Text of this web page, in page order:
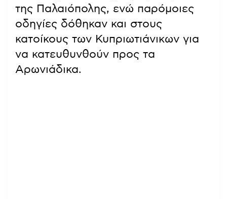
της Παλαιόπολης, ενώ παρόμοιες
οδηγίες δόθηκαν και στους
κατοίκους των Κυπριωτιάνικων για
να κατευθυνθούν προς τα
Αρωνιάδικα.